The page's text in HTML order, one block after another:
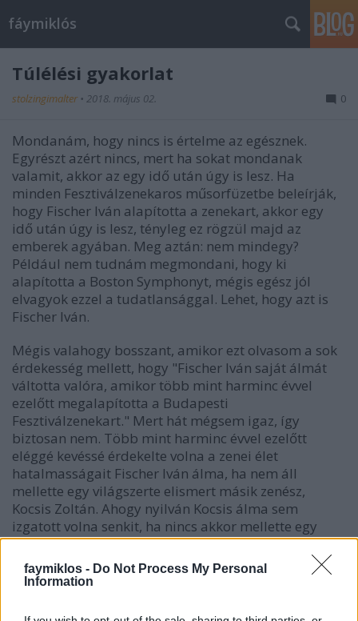
faymiklos - Do Not Process My Personal
Information
fáymiklós
Túlélési gyakorlat
stolzingimalter • 2018. május 02. 0
Mondanám, hogy nincs is értelme az egésznek.
Egyrészt azért nincs, mert ha sokat mondanak
valamit, akkor az egy idő után úgy is lesz. Ha
minden Fesztiválzenekaros műsorfüzetbe beleírják,
hogy Fischer Iván alapította a zenekart, akkor egy
idő után úgy is lesz, tényleg ez rögzül majd az
emberek agyában. Meg aztán: nem mindegy?
Például nem tudnám megmondani, hogy ki
alapította a Boston Symphonyt, mégis egész jól
elvagyok ezzel a tudatlansággal. Lehet, hogy azt is
Fischer Iván.
Mégis valahogy bosszant, amikor ezt olvasom a sok
érdekesség mellett, hogy "Fischer Iván saját álmát
váltotta valóra, amikor több mint harminc évvel
ezelőtt megalapította a Budapesti
Fesztiválzenekart." Mert hát mégsem igaz, így
biztosan nem. Több mint harminc évvel ezelőtt
eléggé kevéssé érdekelte volna a zenei élet
hatalmasságait Fischer Iván álma, ha nem áll
mellette egy világszerte elismert másik zenész,
Kocsis Zoltán. Ahogy nyilván Kocsis álma sem
izgatott volna senkit, ha nincs akkor mellette egy
karmester, aki vezényelni is tudja az új zenekart.
Ezért kellett két ember a Fesztiválzenekar
indulásához. Nyilván Kocsis már nem tud védekezni,
olvassa a műsorfüzetet, és úgy érzi magát, mint